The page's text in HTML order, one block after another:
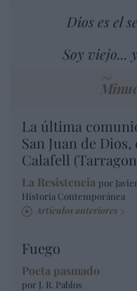
Dios es el
Soy viejo...
La última
San Juan de
Calafell
La Resistencia por
Historia Contemporánea
Artículos anteriores
Fuego
Poeta pasmado
por J. R. Pablos